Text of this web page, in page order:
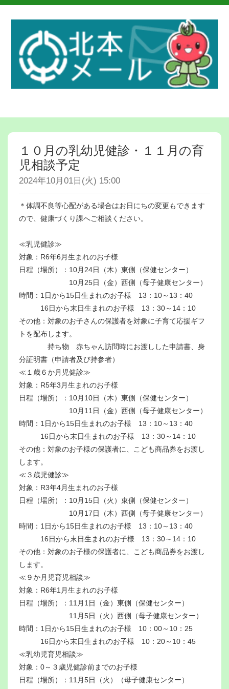
１０月の乳幼児健診・１１月の育
児相談予定
2024年10月01日(火) 15:00
＊体調不良等心配がある場合はお日にちの変更もできます
ので、健康づくり課へご相談ください。
≪乳児健診≫
対象：R6年6月生まれのお子様
日程（場所）：10月24日（木）東側（保健センター）
10月25日（金）西側（母子健康センター）
時間：1日から15日生まれのお子様 13：10～13：40
16日から末日生まれのお子様 13：30～14：10
その他：対象のお子さんの保護者を対象に子育て応援ギフ
トを配布します。
持ち物 赤ちゃん訪問時にお渡しした申請書、身
分証明書（申請者及び持参者）
≪１歳６か月児健診≫
対象：R5年3月生まれのお子様
日程（場所）：10月10日（木）東側（保健センター）
10月11日（金）西側（母子健康センター）
時間：1日から15日生まれのお子様 13：10～13：40
16日から末日生まれのお子様 13：30～14：10
その他：対象のお子様の保護者に、こども商品券をお渡し
します。
≪３歳児健診≫
対象：R3年4月生まれのお子様
日程（場所）：10月15日（火）東側（保健センター）
10月17日（木）西側（母子健康センター）
時間：1日から15日生まれのお子様 13：10～13：40
16日から末日生まれのお子様 13：30～14：10
その他：対象のお子様の保護者に、こども商品券をお渡し
します。
≪９か月児育児相談≫
対象：R6年1月生まれのお子様
日程（場所）：11月1日（金）東側（保健センター）
11月5日（火）西側（母子健康センター）
時間：1日から15日生まれのお子様 10：00～10：25
16日から末日生まれのお子様 10：20～10：45
≪乳幼児育児相談≫
対象：0～３歳児健診前までのお子様
日程（場所）：11月5日（火）（母子健康センター）